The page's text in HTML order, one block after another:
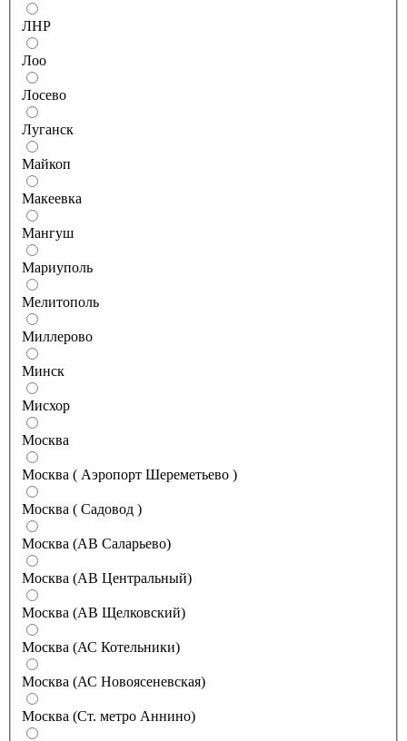
ЛНР
Лоо
Лосево
Луганск
Майкоп
Макеевка
Мангуш
Мариуполь
Мелитополь
Миллерово
Минск
Мисхор
Москва
Москва ( Аэропорт Шереметьево )
Москва ( Садовод )
Москва (АВ Саларьево)
Москва (АВ Центральный)
Москва (АВ Щелковский)
Москва (АС Котельники)
Москва (АС Новоясеневская)
Москва (Ст. метро Аннино)